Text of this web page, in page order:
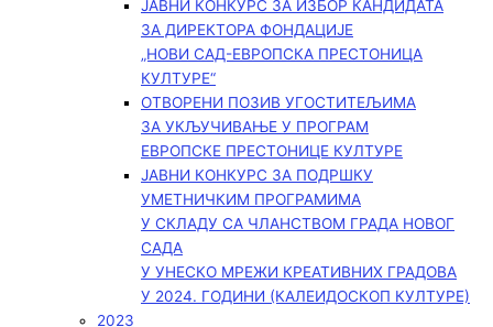
ЈАВНИ КОНКУРС ЗА ИЗБОР КАНДИДАТА
ЗА ДИРЕКТОРА ФОНДАЦИЈЕ
„НОВИ САД-ЕВРОПСКА ПРЕСТОНИЦА
КУЛТУРЕ“
ОТВОРЕНИ ПОЗИВ УГОСТИТЕЉИМА
ЗА УКЉУЧИВАЊЕ У ПРОГРАМ
ЕВРОПСКЕ ПРЕСТОНИЦЕ КУЛТУРЕ
ЈАВНИ КОНКУРС ЗА ПОДРШКУ
УМЕТНИЧКИМ ПРОГРАМИМА
У СКЛАДУ СА ЧЛАНСТВОМ ГРАДА НОВОГ
САДА
У УНЕСКО МРЕЖИ КРЕАТИВНИХ ГРАДОВА
У 2024. ГОДИНИ (КАЛЕИДОСКОП КУЛТУРЕ)
2023